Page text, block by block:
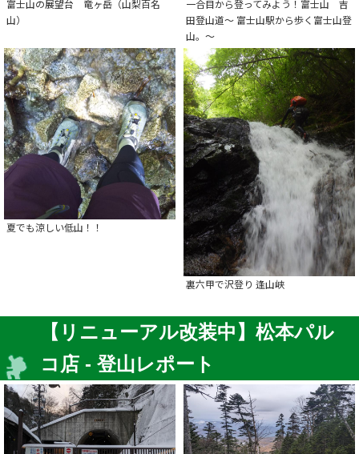
富士山の展望台 竜ヶ岳（山梨百名
山）
一合目から登ってみよう！富士山 吉
田登山道～ 富士山駅から歩く富士山登
山。～
夏でも涼しい低山！！
裏六甲で沢登り 逢山峡
【リニューアル改装中】松本パル
コ店 - 登山レポート